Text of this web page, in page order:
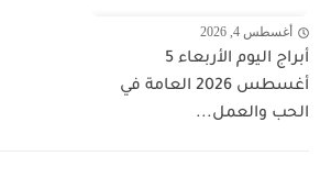
أغسطس 4, 2026
أبراج اليوم الأربعاء 5
أغسطس 2026 العامة في
الحب والعمل...